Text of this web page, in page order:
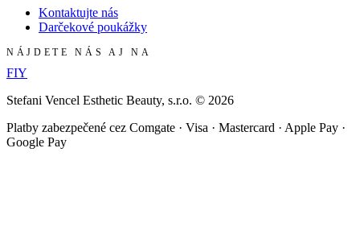
Kontaktujte nás
Darčekové poukážky
NÁJDETE NÁS AJ NA
FIY
Stefani Vencel Esthetic Beauty, s.r.o. © 2026
Platby zabezpečené cez Comgate · Visa · Mastercard · Apple Pay ·
Google Pay